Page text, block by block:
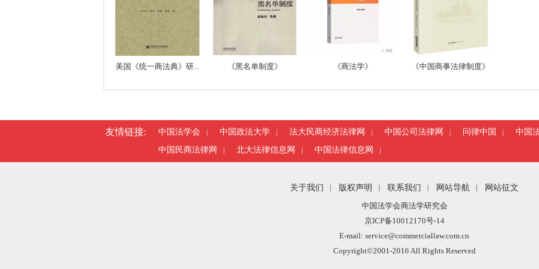
美国《统一商法典》研... 《黑名单制度》 《商法学》 《中国商事法律制度》
友情链接: 中国法学会 中国政法大学 法大民商经济法律网 中国公司法律网 问律中国 中国
中国民商法律网 北大法律信息网 中国法律信息网
关于我们 版权声明 联系我们 网站导航
网站征文
中国法学会商法学研究会
京ICP备10012170号-14
E-mail: service@commerciallaw.com.cn
Copyright©2001-2016 All Rights Reserved